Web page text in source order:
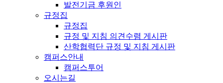
발전기금 후원인
규정집
규정집
규정 및 지침 의견수렴 게시판
산학협력단 규정 및 지침 게시판
캠퍼스안내
캠퍼스투어
오시는길